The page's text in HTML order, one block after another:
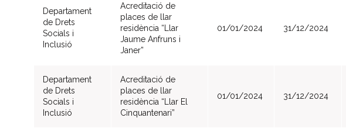
Departament
de Drets
Socials i
Inclusió
Acreditació de
places de llar
residència “Llar
Jaume Anfruns i
Janer”
01/01/2024 31/12/2024
Departament
de Drets
Socials i
Inclusió
Acreditació de
places de llar
residència “Llar El
Cinquantenari”
01/01/2024 31/12/2024